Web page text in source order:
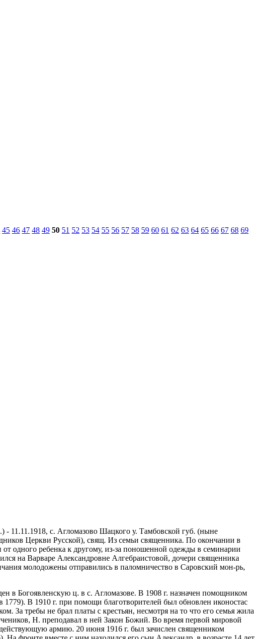
45 46 47 48 49 50 51 52 53 54 55 56 57 58 59 60 61 62 63 64 65 66 67 68 69
- 11.11.1918, с. Агломазово Шацкого у. Тамбовской губ. (ныне
Церкви Русской), свящ. Из семьи священника. По окончании в
одного ребенка к другому, из-за поношенной одежды в семинарии
на Варваре Александровне Алгебраистовой, дочери священника
молодожены отправились в паломничество в Саровский мон-рь,
в Богоявленскую ц. в с. Агломазове. В 1908 г. назначен помощником
В 1910 г. при помощи благотворителей был обновлен иконостас
За требы не брал платы с крестьян, несмотря на то что его семья жила
Н. преподавал в ней Закон Божий. Во время первой мировой
армию. 20 июня 1916 г. был зачислен священником